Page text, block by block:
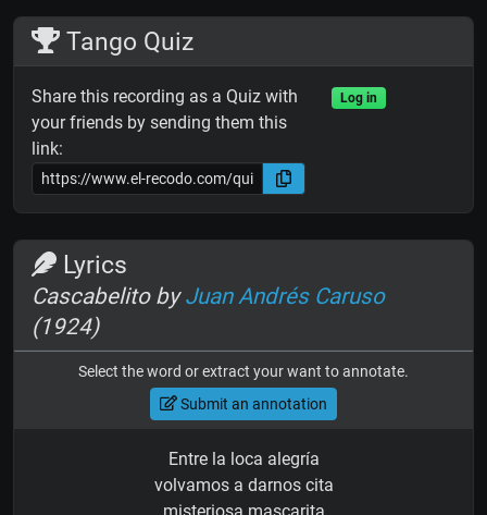
Tango Quiz
Share this recording as a Quiz with
your friends by sending them this
link:
Log in
Lyrics
Cascabelito byJuan Andrés Caruso
(1924)
Select the word or extract your want to annotate.
Submit an annotation
Entre la loca alegría
volvamos a darnos cita